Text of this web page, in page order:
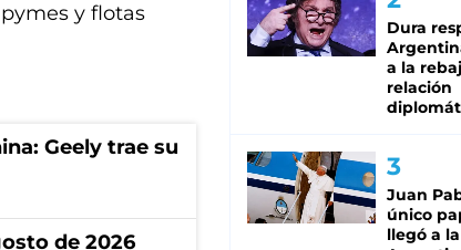
y flotas
Geely trae su
de 2026
Dura
a la
relación
Juan
único
llegó a la